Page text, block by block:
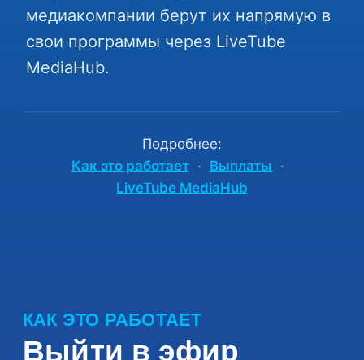
медиакомпании берут их напрямую в
свои программы через LiveTube
MediaHub.
Подробнее:
Как это работает · Выплаты ·
LiveTube MediaHub
КАК ЭТО РАБОТАЕТ
Выйти в эфир